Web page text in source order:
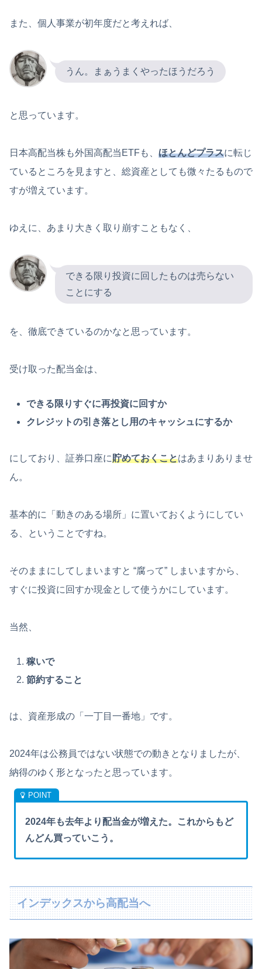
また、個人事業が初年度だと考えれば、
うん。まぁうまくやったほうだろう
と思っています。
日本高配当株も外国高配当ETFも、 ほとんどプラスに転じ
ているところを見ますと、総資産としても微々たるもので
すが増えています。
ゆえに、あまり大きく取り崩すこともなく、
できる限り投資に回したものは売らない
ことにする
を、徹底できているのかなと思っています。
受け取った配当金は、
できる限りすぐに再投資に回すか
クレジットの引き落とし用のキャッシュにするか
にしており、証券口座に貯めておくことはあまりありませ
ん。
基本的に「動きのある場所」に置いておくようにしてい
る、ということですね。
そのままにしてしまいますと “腐って” しまいますから、
すぐに投資に回すか現金として使うかにしています。
当然、
稼いで
節約すること
は、資産形成の「一丁目一番地」です。
2024年は公務員ではない状態での動きとなりましたが、
納得のゆく形となったと思っています。
2024年も去年より配当金が増えた。これからもど
んどん買っていこう。
インデックスから高配当へ